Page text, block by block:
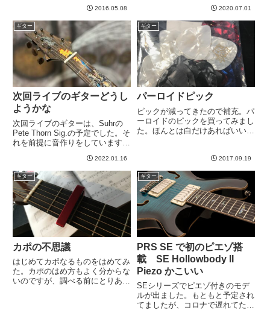
れ、もはや泥沼一歩手前という
か、すでに入ったというかそんな
状況ですw絶賛「大きな古時計」
を練習中！こう、ベース音とメロ
デ...
2016.05.08
クルドラゴンと、上のTC楽器さ
は...
2020.07.01
ギター
次回ライブのギターどうし
ようかな
次回ライブのギターは、Suhrの
Pete Thorn Sig.の予定でした。そ
れを前提に音作りをしています。
似合う曲などもあり、さまざまな
音色をチョイスできるピートソー
ンシグが良いのです。弾きやすい
し。しかし、...
2022.01.16
ギター
パーロイドピック
ピックが減ってきたので補充。パ
ーロイドのピックを買ってみまし
た。ほんとは白だけあればいいの
ら１ヶ月以上かかってるような気
がする。。。忘れかけた頃にやっ
てきました^^-----
2017.09.19
ギター
カポの不思議
はじめてカポなるものをはめてみ
た。カポのはめ方もよく分からな
いのですが、調べる前にとりあえ
ギター
PRS SE で初のピエゾ搭
載 SE Hollowbody II
Piezo かこいい
SEシリーズでピエゾ付きのモデ
ルが出ました。もともと予定され
てましたが、コロナで遅れてたと